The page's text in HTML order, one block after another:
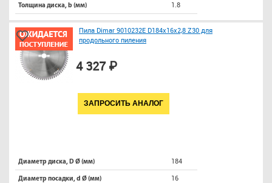
Толщина диска, b (мм) 1.8
Пила Dimar 9010232E D184x16x2,8 Z30 для
продольного пиления
4 327 ₽
ЗАПРОСИТЬ АНАЛОГ
Диаметр диска, D Ø (мм) 184
Диаметр посадки, d Ø (мм) 16